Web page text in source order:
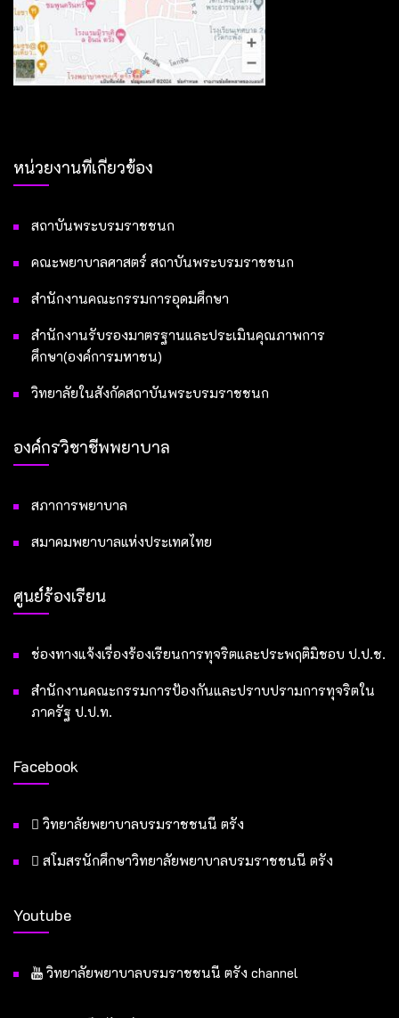
หน่วยงานที่เกี่ยวข้อง
สถาบันพระบรมราชชนก
คณะพยาบาลศาสตร์ สถาบันพระบรมราชชนก
สำนักงานคณะกรรมการอุดมศึกษา
สำนักงานรับรองมาตรฐานและประเมินคุณภาพการ
ศึกษา(องค์การมหาชน)
วิทยาลัยในสังกัดสถาบันพระบรมราชชนก
องค์กรวิชาชีพพยาบาล
สภาการพยาบาล
สมาคมพยาบาลแห่งประเทศไทย
ศูนย์ร้องเรียน
ช่องทางแจ้งเรื่องร้องเรียนการทุจริตและประพฤติมิชอบ ป.ป.ช.
สำนักงานคณะกรรมการป้องกันและปราบปรามการทุจริตใน
ภาครัฐ ป.ป.ท.
Facebook
วิทยาลัยพยาบาลบรมราชชนนี ตรัง
สโมสรนักศึกษาวิทยาลัยพยาบาลบรมราชชนนี ตรัง
Youtube
วิทยาลัยพยาบาลบรมราชชนนี ตรัง channel